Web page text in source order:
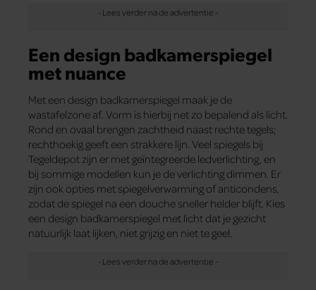
Een design badkamerspiegel
met nuance
Met een design badkamerspiegel maak je de
wastafelzone af. Vorm is hierbij net zo bepalend als licht.
Rond en ovaal brengen zachtheid naast rechte tegels;
rechthoekig geeft een strakkere lijn. Veel spiegels bij
Tegeldepot zijn er met geïntegreerde ledverlichting, en
bij sommige modellen kun je de verlichting dimmen. Er
zijn ook opties met spiegelverwarming of anticondens,
zodat de spiegel na een douche sneller helder blijft. Kies
een design badkamerspiegel met licht dat je gezicht
natuurlijk laat lijken, niet grijzig en niet te geel.